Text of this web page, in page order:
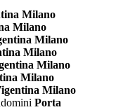
Milano
Milano
Milano
Milano
Milano
Milano
Milano
Porta